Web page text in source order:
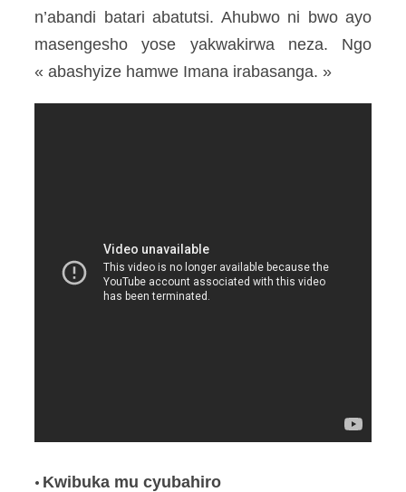
n’abandi batari abatutsi. Ahubwo ni bwo ayo
masengesho yose yakwakirwa neza. Ngo
« abashyize hamwe Imana irabasanga. »
• Kwibuka mu cyubahiro